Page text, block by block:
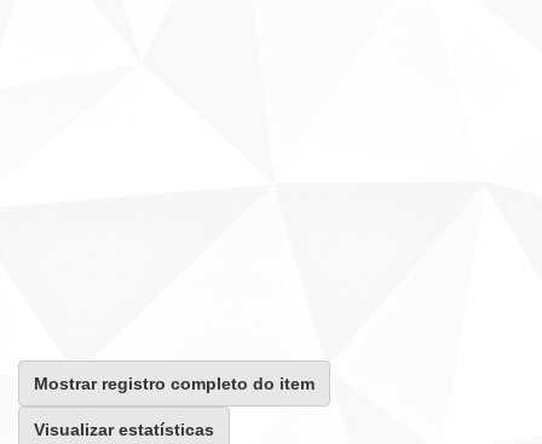
Mostrar registro completo do item
Visualizar estatísticas